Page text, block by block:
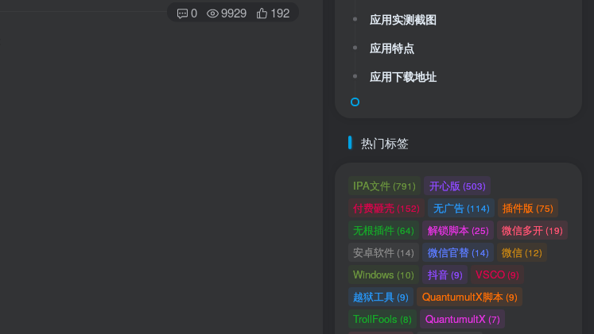
0 9929 192
应用实测截图
应用特点
应用下载地址
热门标签
IPA文件 (791) 开心版 (503)
付费砸壳(152) 无广告(114) 插件版 (75)
无根插件(64) 解锁脚本(25) 微信多开(19)
安卓软件 (14) 微信官替(14) 微信(12)
Windows (10) 抖音(9) VSCO(9)
越狱工具(9) QuantumultX脚本(9)
TrollFools (8) QuantumultX (7)